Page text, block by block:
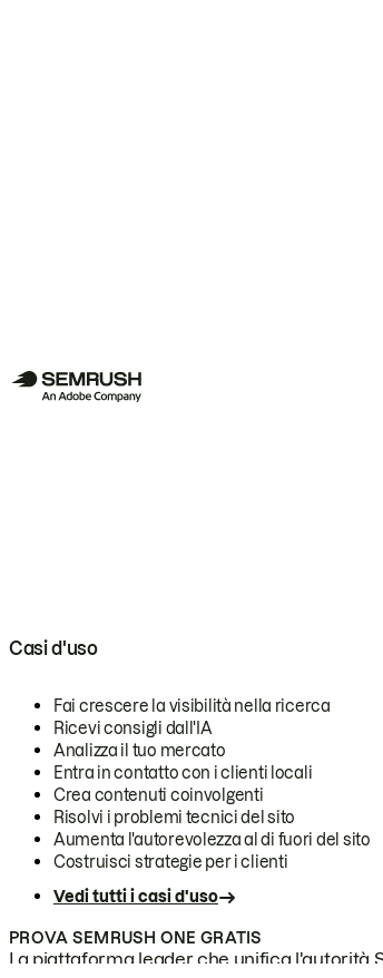
Casi d'uso
Fai crescere la visibilità nella ricerca
Ricevi consigli dall'IA
Analizza il tuo mercato
Entra in contatto con i clienti locali
Crea contenuti coinvolgenti
Risolvi i problemi tecnici del sito
Aumenta l'autorevolezza al di fuori del sito
Costruisci strategie per i clienti
Vedi tutti i casi d'uso
PROVA SEMRUSH ONE GRATIS
La piattaforma leader che unifica l'autorità